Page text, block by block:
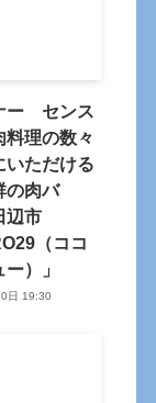
ー センス
料理の数々
いただける
の肉バ
辺市
（ココ
）」
日 19:30